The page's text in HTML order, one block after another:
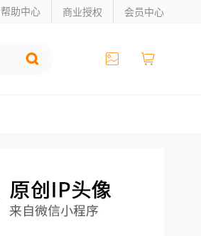
商业授权 会员中心
帮助中心